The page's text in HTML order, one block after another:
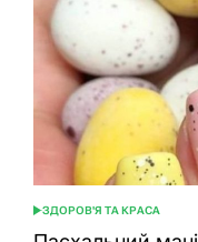
ОПУБЛІКУВАТИ
У
ЗДОРОВ'Я ТА КРАСА